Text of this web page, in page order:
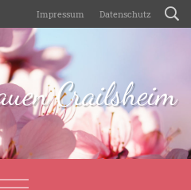
Impressum Datenschutz
Crailsheim